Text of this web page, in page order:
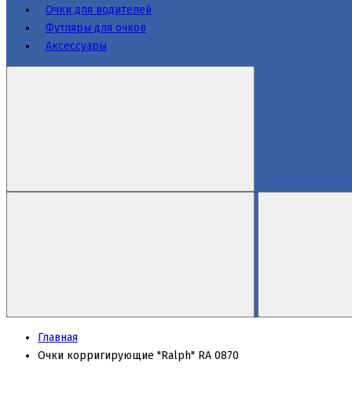
Очки для водителей
Футляры для очков
Аксессуары
Главная
Очки корригирующие "Ralph" RA 0870